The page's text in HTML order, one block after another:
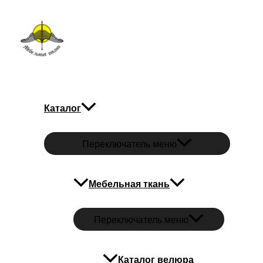
Каталог
Переключатель меню
Мебельная ткань
Переключатель меню
Каталог велюра